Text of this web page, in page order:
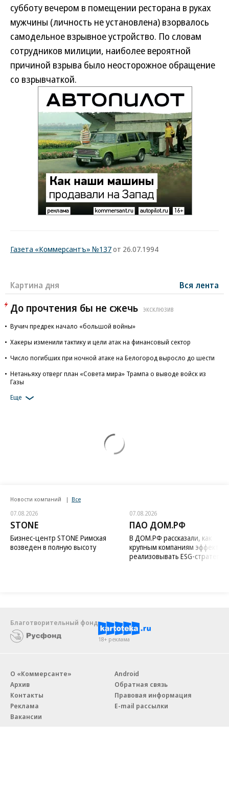
субботу вечером в помещении ресторана в руках
мужчины (личность не установлена) взорвалось
самодельное взрывное устройство. По словам
сотрудников милиции, наиболее вероятной
причиной взрыва было неосторожное обращение
со взрывчаткой.
Газета «Коммерсантъ» №137от 26.07.1994
Картина дня Вся лента
До прочтения бы не сжечь ЭКСКЛЮЗИВ
Вучич предрек начало «большой войны»
Хакеры изменили тактику и цели атак на финансовый сектор
Число погибших при ночной атаке на Белогород выросло до шести
Нетаньяху отверг план «Совета мира» Трампа о выводе войск из
Газы
Еще
Новости компаний Все
07.08.2026
STONE
Бизнес-центр STONE Римская
возведен в полную высоту
07.08.2026
ПАО ДОМ.РФ
В ДОМ.РФ рассказали, как
крупным компаниям
реализовывать ESG-стратегию
Благотворительный фонд
18+ реклама
О «Коммерсанте»
Архив
Контакты
Реклама
Вакансии
Android
Обратная связь
Правовая информация
E-mail рассылки